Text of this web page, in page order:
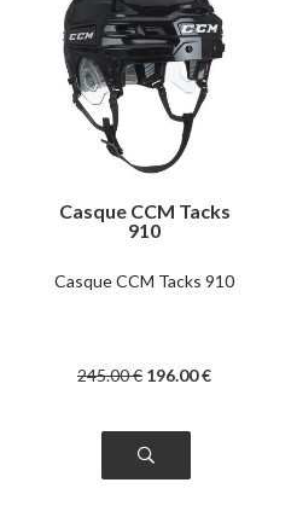
Casque CCM Tacks
910
Casque CCM Tacks 910
245.00€ 196.00€